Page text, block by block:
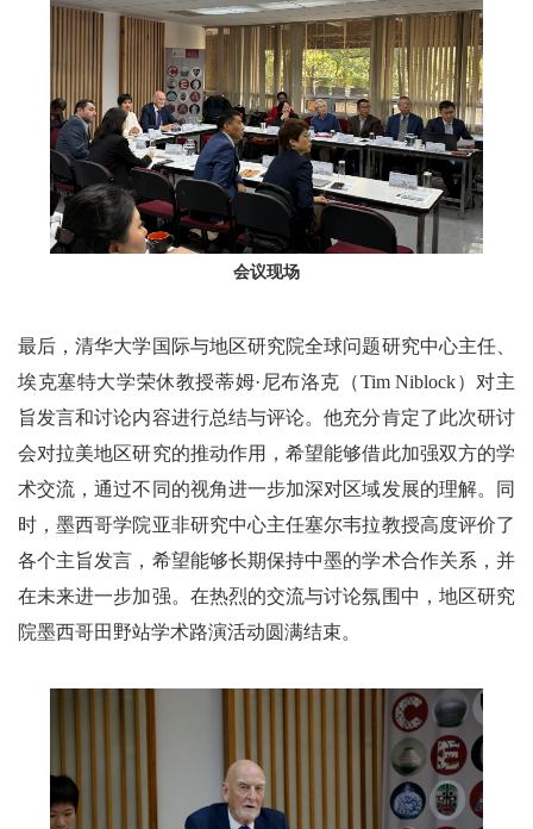
会议现场
最后，清华大学国际与地区研究院全球问题研究中心主任、
埃克塞特大学荣休教授蒂姆·尼布洛克（Tim Niblock）对主
旨发言和讨论内容进行总结与评论。他充分肯定了此次研讨
会对拉美地区研究的推动作用，希望能够借此加强双方的学
术交流，通过不同的视角进一步加深对区域发展的理解。同
时，墨西哥学院亚非研究中心主任塞尔韦拉教授高度评价了
各个主旨发言，希望能够长期保持中墨的学术合作关系，并
在未来进一步加强。在热烈的交流与讨论氛围中，地区研究
院墨西哥田野站学术路演活动圆满结束。